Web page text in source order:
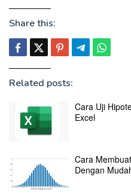
Share this:
Related posts:
Cara Uji
Excel
Cara
Dengan